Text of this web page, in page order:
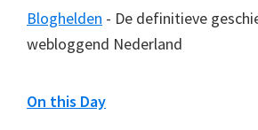
Bloghelden - De definitieve
webloggend Nederland
On this Day